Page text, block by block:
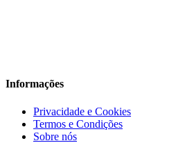
Informações
Privacidade e Cookies
Termos e Condições
Sobre nós